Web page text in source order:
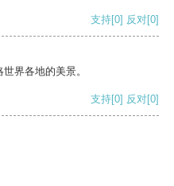
支持[0] 反对[0]
界各地的美景。
支持[0] 反对[0]